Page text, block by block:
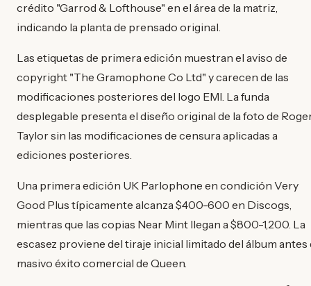
crédito "Garrod & Lofthouse" en el área de la matriz,
indicando la planta de prensado original.
Las etiquetas de primera edición muestran el aviso de
copyright "The Gramophone Co Ltd" y carecen de las
modificaciones posteriores del logo EMI. La funda
desplegable presenta el diseño original de la foto de
Taylor sin las modificaciones de censura aplicadas a
ediciones posteriores.
Una primera edición UK Parlophone en condición Very
Good Plus típicamente alcanza $400-600 en Discogs,
mientras que las copias Near Mint llegan a $800-1,200. La
escasez proviene del tiraje inicial limitado del álbum antes
masivo éxito comercial de Queen.